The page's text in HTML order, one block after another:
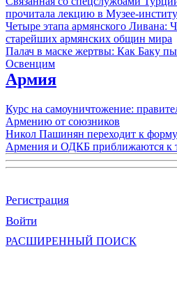
прочитала лекцию в Музее-
Четыре этапа армянского Ливана:
старейших армянских общин мира
Палач в маске жертвы: Как Баку
Освенцим
Армия
Курс на самоуничтожение:
Армению от союзников
Никол Пашинян переходит к
Армения и ОДКБ приближаются к
Регистрация
Войти
РАСШИРЕННЫЙ ПОИСК